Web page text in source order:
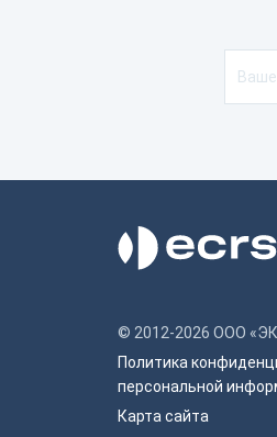
© 2012-2026 ООО
Политика
персональной
Карта сайта